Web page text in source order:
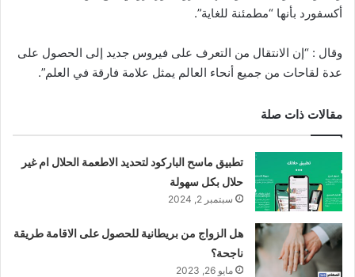
أكسفورد بأنها “مطمئنة للغاية”.
وقال : “إن الانتقال من التعرف على فيروس جديد إلى الحصول على
عدة لقاحات من جميع أنحاء العالم يمثل علامة فارقة في العلم”.
مقالات ذات صلة
تطبيق ماسح الباركود لتحديد الاطعمة الحلال ام غير
حلال بكل سهولة
سبتمبر 2, 2024
هل الزواج من بريطانية للحصول على الاقامة طريقة
ناجحة؟
مايو 26, 2023